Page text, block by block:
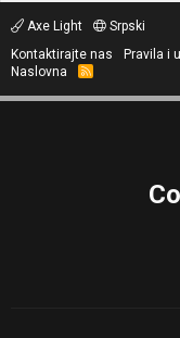
Axe Light
Srpski
Kontaktirajte nas
Pravila i
Naslovna
R
S